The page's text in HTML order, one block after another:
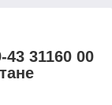
31160 00